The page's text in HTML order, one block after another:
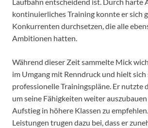
kontinuierliches Training konnte er sich
Konkurrenten durchsetzen, die alle
Ambitionen hatten.
Während dieser Zeit sammelte Mick
im Umgang mit Renndruck und hielt sich
professionelle Trainingspläne. Er nutzte
um seine Fähigkeiten weiter
Aufstieg in höhere Klassen zu
Leistungen trugen dazu bei, dass er